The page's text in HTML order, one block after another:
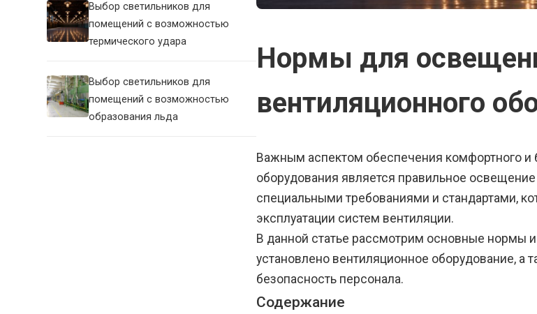
Выбор светильников для
помещений с возможностью
термического удара
Выбор светильников для
помещений с возможностью
образования льда
Нормы для
вентиляционного
Важным аспектом обеспечения комфортного и
оборудования является правильное
специальными требованиями и стандартами,
эксплуатации систем вентиляции.
В данной статье рассмотрим основные
установлено вентиляционное оборудование,
безопасность персонала.
Содержание